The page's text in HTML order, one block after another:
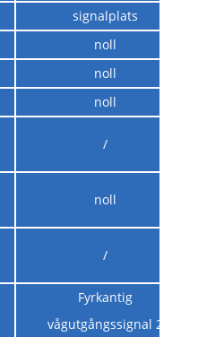
signalplats
noll
noll
noll
/
noll
/
Fyrkantig
vågutgångssignal 2